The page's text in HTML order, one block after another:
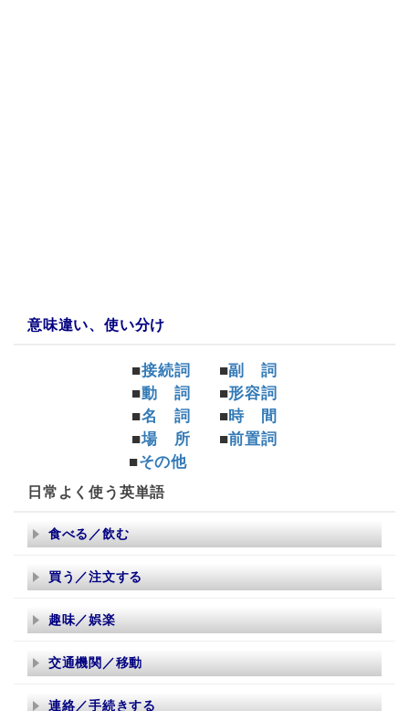
意味違い、使い分け
■接続詞 ■副 詞
■動 詞 ■形容詞
■名 詞 ■時 間
■場 所 ■前置詞
■その他
日常よく使う英単語
食べる／飲む
買う／注文する
趣味／娯楽
交通機関／移動
連絡／手続きする